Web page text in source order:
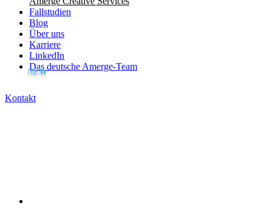
Fallstudien
Blog
Über uns
Karriere
LinkedIn
Das deutsche Amerge-Team
Kontakt